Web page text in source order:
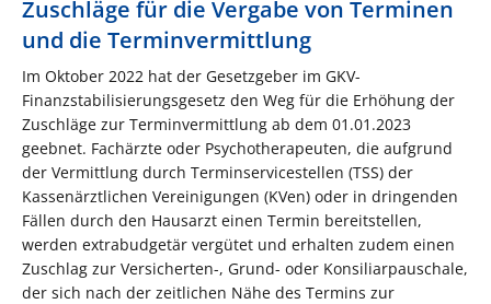
Zuschläge für die Vergabe von Terminen
und die Terminvermittlung
Im Oktober 2022 hat der Gesetzgeber im GKV-
Finanzstabilisierungsgesetz den Weg für die Erhöhung der
Zuschläge zur Terminvermittlung ab dem 01.01.2023
geebnet. Fachärzte oder Psychotherapeuten, die aufgrund
der Vermittlung durch Terminservicestellen (TSS) der
Kassenärztlichen Vereinigungen (KVen) oder in dringenden
Fällen durch den Hausarzt einen Termin bereitstellen,
werden extrabudgetär vergütet und erhalten zudem einen
Zuschlag zur Versicherten-, Grund- oder Konsiliarpauschale,
der sich nach der zeitlichen Nähe des Termins zur